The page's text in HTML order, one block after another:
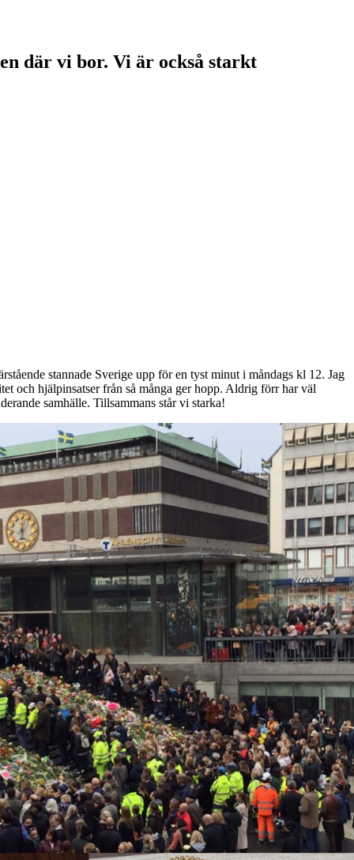
där vi bor. Vi är också starkt
stannade Sverige upp för en tyst minut i måndags kl 12. Jag
och hjälpinsatser från så många ger hopp. Aldrig förr har väl
samhälle. Tillsammans står vi starka!